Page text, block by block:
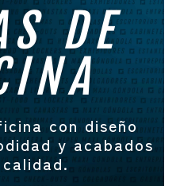
DE
con diseño
y acabados